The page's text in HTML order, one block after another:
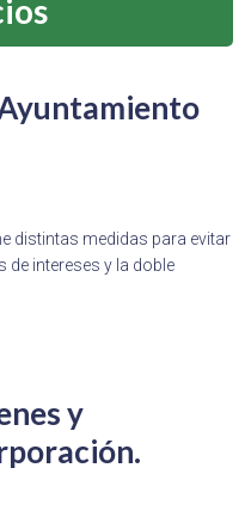
distintas medidas para evitar
intereses y la doble
y